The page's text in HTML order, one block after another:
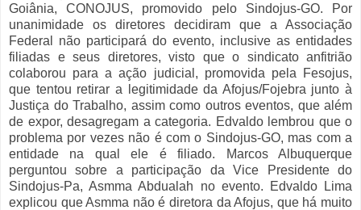
Goiânia, CONOJUS, promovido pelo Sindojus-GO. Por
unanimidade os diretores decidiram que a Associação
Federal não participará do evento, inclusive as entidades
filiadas e seus diretores, visto que o sindicato anfitrião
colaborou para a ação judicial, promovida pela Fesojus,
que tentou retirar a legitimidade da Afojus/Fojebra junto à
Justiça do Trabalho, assim como outros eventos, que além
de expor, desagregam a categoria. Edvaldo lembrou que o
problema por vezes não é com o Sindojus-GO, mas com a
entidade na qual ele é filiado. Marcos Albuquerque
perguntou sobre a participação da Vice Presidente do
Sindojus-Pa, Asmma Abdualah no evento. Edvaldo Lima
explicou que Asmma não é diretora da Afojus, que há muito